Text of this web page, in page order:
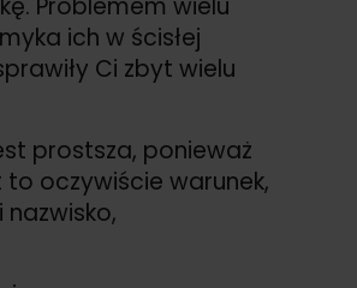
Problemem wielu
ich w ścisłej
Ci zbyt wielu
prostsza, ponieważ
oczywiście warunek,